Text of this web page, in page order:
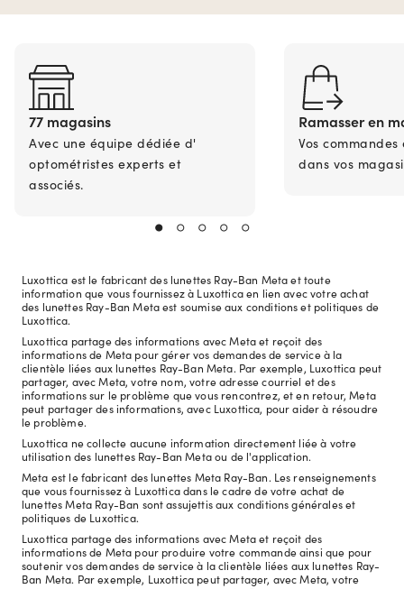
77 magasins
Avec une équipe dédiée d'
optométristes experts et
associés.
Ramasser en
Vos
dans vos
Luxottica est le fabricant des lunettes Ray-Ban Meta et toute
information que vous fournissez à Luxottica en lien avec votre achat
des lunettes Ray-Ban Meta est soumise aux conditions et politiques de
Luxottica.
Luxottica partage des informations avec Meta et reçoit des
informations de Meta pour gérer vos demandes de service à la
clientèle liées aux lunettes Ray-Ban Meta. Par exemple, Luxottica peut
partager, avec Meta, votre nom, votre adresse courriel et des
informations sur le problème que vous rencontrez, et en retour, Meta
peut partager des informations, avec Luxottica, pour aider à résoudre
le problème.
Luxottica ne collecte aucune information directement liée à votre
utilisation des lunettes Ray-Ban Meta ou de l'application.
Meta est le fabricant des lunettes Meta Ray-Ban. Les renseignements
que vous fournissez à Luxottica dans le cadre de votre achat de
lunettes Meta Ray-Ban sont assujettis aux conditions générales et
politiques de Luxottica.
Luxottica partage des informations avec Meta et reçoit des
informations de Meta pour produire votre commande ainsi que pour
soutenir vos demandes de service à la clientèle liées aux lunettes Ray-
Ban Meta. Par exemple, Luxottica peut partager, avec Meta, votre